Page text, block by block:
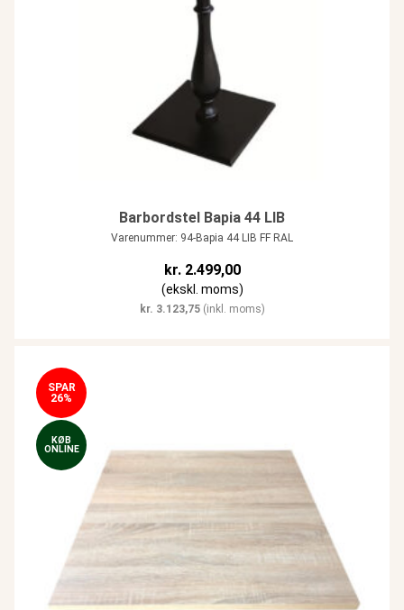
Barbordstel Bapia 44 LIB
Varenummer: 94-Bapia 44 LIB FF RAL
kr.2.499,00
(ekskl. moms)
kr. 3.123,75(inkl. moms)
SPAR
26%
KØB
ONLINE